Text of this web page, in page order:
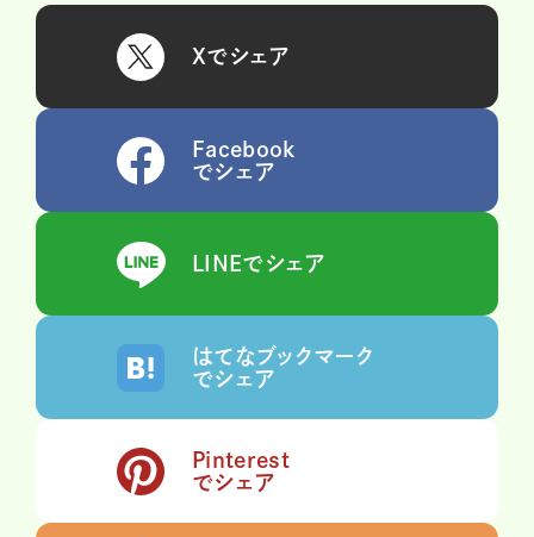
Xでシェア
Facebook
でシェア
LINEでシェア
はてなブックマーク
でシェア
Pinterest
でシェア